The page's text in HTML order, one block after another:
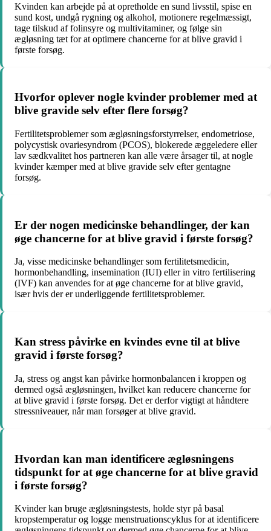
Kvinden kan arbejde på at opretholde en sund livsstil, spise en
sund kost, undgå rygning og alkohol, motionere regelmæssigt,
tage tilskud af folinsyre og multivitaminer, og følge sin
ægløsning tæt for at optimere chancerne for at blive gravid i
første forsøg.
Hvorfor oplever nogle kvinder problemer med at
blive gravide selv efter flere forsøg?
Fertilitetsproblemer som ægløsningsforstyrrelser, endometriose,
polycystisk ovariesyndrom (PCOS), blokerede æggeledere eller
lav sædkvalitet hos partneren kan alle være årsager til, at nogle
kvinder kæmper med at blive gravide selv efter gentagne
forsøg.
Er der nogen medicinske behandlinger, der kan
øge chancerne for at blive gravid i første forsøg?
Ja, visse medicinske behandlinger som fertilitetsmedicin,
hormonbehandling, insemination (IUI) eller in vitro fertilisering
(IVF) kan anvendes for at øge chancerne for at blive gravid,
især hvis der er underliggende fertilitetsproblemer.
Kan stress påvirke en kvindes evne til at blive
gravid i første forsøg?
Ja, stress og angst kan påvirke hormonbalancen i kroppen og
dermed også ægløsningen, hvilket kan reducere chancerne for
at blive gravid i første forsøg. Det er derfor vigtigt at håndtere
stressniveauer, når man forsøger at blive gravid.
Hvordan kan man identificere ægløsningens
tidspunkt for at øge chancerne for at blive gravid
i første forsøg?
Kvinder kan bruge ægløsningstests, holde styr på basal
kropstemperatur og logge menstruationscyklus for at identificere